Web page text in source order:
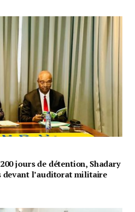
jours de détention, Shadary
devant l’auditorat militaire